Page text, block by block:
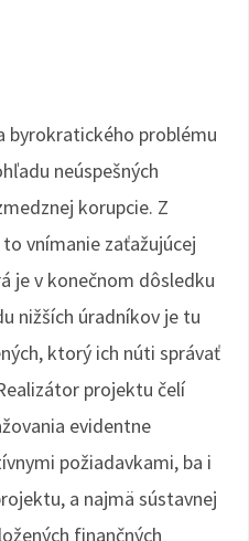
byrokratického problému
neúspešných
korupcie. Z
vnímanie zaťažujúcej
je v konečnom dôsledku
nižších úradníkov je tu
ktorý ich núti správať
projektu čelí
evidentne
požiadavkami, ba i
a najmä sústavnej
finančných